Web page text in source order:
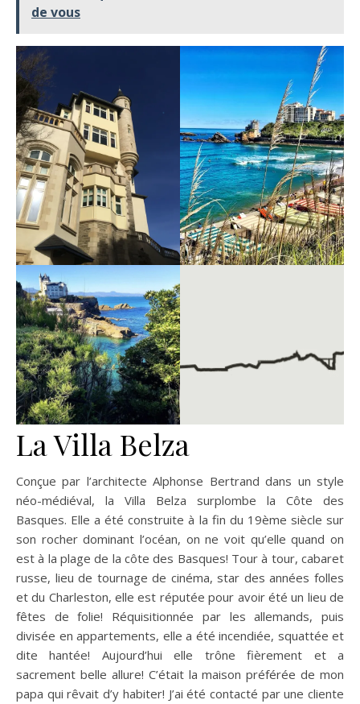
de vous
La Villa Belza
Conçue par l’architecte Alphonse Bertrand dans un style
néo-médiéval, la Villa Belza surplombe la Côte des
Basques. Elle a été construite à la fin du 19ème siècle sur
son rocher dominant l’océan, on ne voit qu’elle quand on
est à la plage de la côte des Basques! Tour à tour, cabaret
russe, lieu de tournage de cinéma, star des années folles
et du Charleston, elle est réputée pour avoir été un lieu de
fêtes de folie! Réquisitionnée par les allemands, puis
divisée en appartements, elle a été incendiée, squattée et
dite hantée! Aujourd’hui elle trône fièrement et a
sacrement belle allure! C’était la maison préférée de mon
papa qui rêvait d’y habiter! J’ai été contacté par une cliente